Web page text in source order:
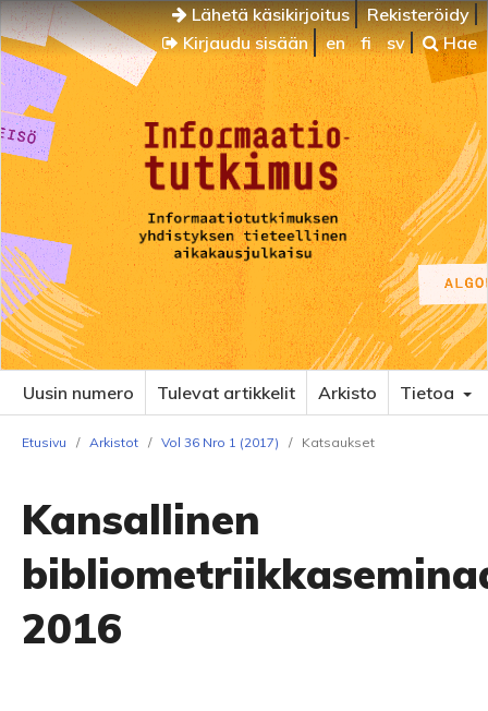
Lähetä käsikirjoitus
Rekisteröidy
Kirjaudu sisään
en fi sv Hae
Uusin numero Tulevat artikkelit Arkisto Tietoa
Etusivu / Arkistot / Vol 36 Nro 1 (2017) / Katsaukset
Kansallinen
2016